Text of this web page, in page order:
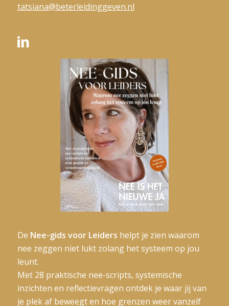
tatsiana@beterleidinggeven.nl
De Nee-gids voor Leiders helpt je zien waarom
nee zeggen niet lukt zolang het systeem op jou
leunt.
Met 28 praktische nee-scripts, systemische
inzichten en reflectievragen ontdek je waar jij van
je plek af beweegt en hoe grenzen weer vanzelf